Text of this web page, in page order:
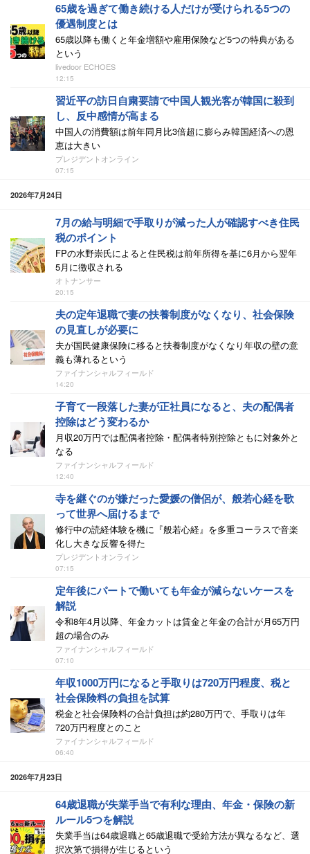
65歳を過ぎて働き続ける人だけが受けられる5つの
優遇制度とは
65歳以降も働くと年金増額や雇用保険など5つの特典がある
という
livedoor ECHOES
12:15
習近平の訪日自粛要請で中国人観光客が韓国に殺到
し、反中感情が高まる
中国人の消費額は前年同月比3倍超に膨らみ韓国経済への恩
恵は大きい
プレジデントオンライン
07:15
2026年7月24日
7月の給与明細で手取りが減った人が確認すべき住民
税のポイント
FPの水野崇氏によると住民税は前年所得を基に6月から翌年
5月に徴収される
オトナンサー
20:15
夫の定年退職で妻の扶養制度がなくなり、社会保険
の見直しが必要に
夫が国民健康保険に移ると扶養制度がなくなり年収の壁の意
義も薄れるという
ファイナンシャルフィールド
14:20
子育て一段落した妻が正社員になると、夫の配偶者
控除はどう変わるか
月収20万円では配偶者控除・配偶者特別控除ともに対象外と
なる
ファイナンシャルフィールド
12:40
寺を継ぐのが嫌だった愛媛の僧侶が、般若心経を歌
って世界へ届けるまで
修行中の読経体験を機に『般若心経』を多重コーラスで音楽
化し大きな反響を得た
プレジデントオンライン
07:15
定年後にパートで働いても年金が減らないケースを
解説
令和8年4月以降、年金カットは賃金と年金の合計が月65万円
超の場合のみ
ファイナンシャルフィールド
07:10
年収1000万円になると手取りは720万円程度、税と
社会保険料の負担を試算
税金と社会保険料の合計負担は約280万円で、手取りは年
720万円程度とのこと
ファイナンシャルフィールド
06:40
2026年7月23日
64歳退職が失業手当で有利な理由、年金・保険の新
ルール5つを解説
失業手当は64歳退職と65歳退職で受給方法が異なるなど、選
択次第で損得が生じるという